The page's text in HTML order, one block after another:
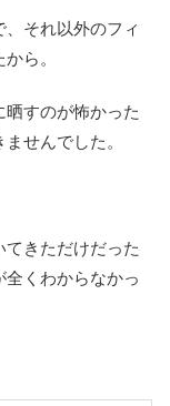
それ以外のフィ
ら。
すのが怖かった
せんでした。
きただけだった
くわからなかっ